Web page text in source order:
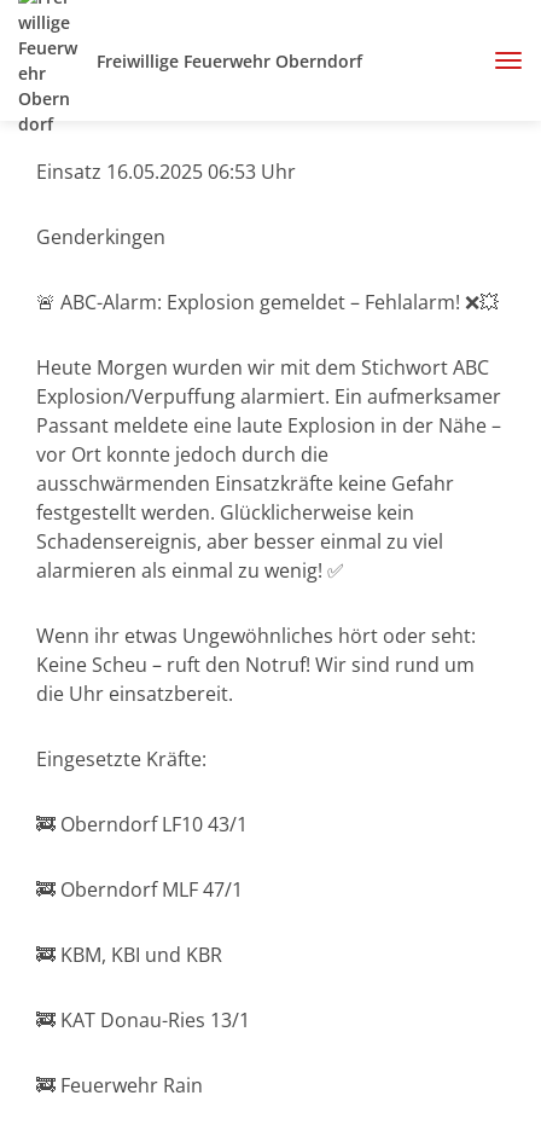
Freiwillige Feuerwehr Oberndorf
Einsatz 16.05.2025 06:53 Uhr
Genderkingen
🚨 ABC-Alarm: Explosion gemeldet – Fehlalarm! ❌💥
Heute Morgen wurden wir mit dem Stichwort ABC
Explosion/Verpuffung alarmiert. Ein aufmerksamer
Passant meldete eine laute Explosion in der Nähe –
vor Ort konnte jedoch durch die
ausschwärmenden Einsatzkräfte keine Gefahr
festgestellt werden. Glücklicherweise kein
Schadensereignis, aber besser einmal zu viel
alarmieren als einmal zu wenig! ✅
Wenn ihr etwas Ungewöhnliches hört oder seht:
Keine Scheu – ruft den Notruf! Wir sind rund um
die Uhr einsatzbereit.
Eingesetzte Kräfte:
🚒 Oberndorf LF10 43/1
🚒 Oberndorf MLF 47/1
🚒 KBM, KBI und KBR
🚒 KAT Donau-Ries 13/1
🚒 Feuerwehr Rain